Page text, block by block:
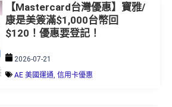
【Mastercard台灣優惠】寶雅/
康是美簽滿$1,000台幣回
$120！優惠要登記！
2026-07-21
AE 美國運通 信用卡優惠